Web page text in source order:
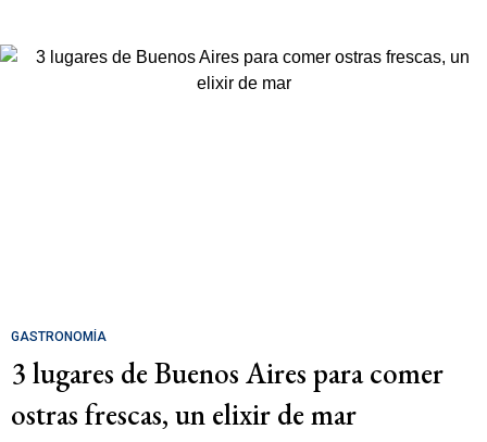
GASTRONOMÍA
3 lugares de Buenos Aires para comer
ostras frescas, un elixir de mar